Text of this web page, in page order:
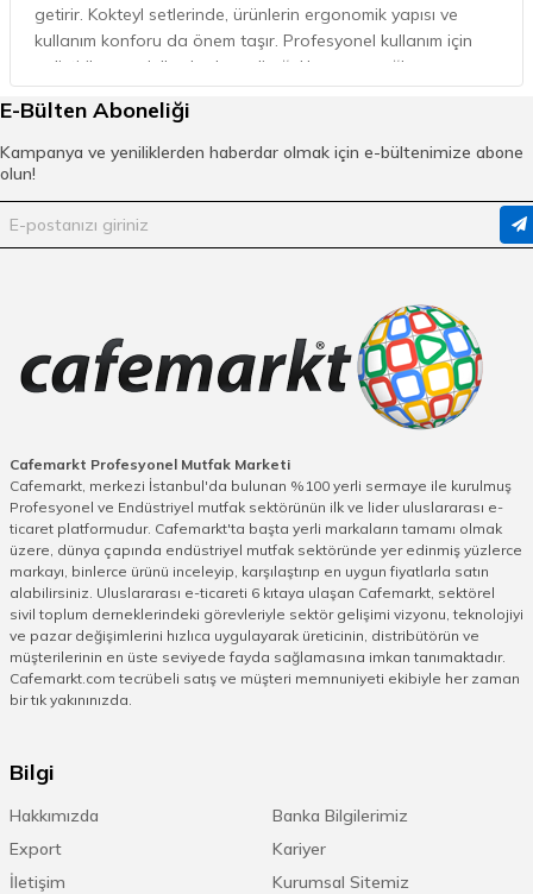
getirir. Kokteyl setlerinde, ürünlerin ergonomik yapısı ve
kullanım konforu da önem taşır. Profesyonel kullanım için
geliştirilen modellerde dengeli ağırlık yapısı, sağlam
bağlantı noktaları ve kolay temizlenebilir yüzeyler dikkat
çeker. Siyah, bakır veya klasik çelik görünümlü tasarımlar
işletmelerin dekorasyon konseptine uygun alternatifler
profesyonel kullanım ve estetik sunum açısından
işletmelere geniş seçenekler sağlayarak bar
operasyonlarını verimli hale getirir.
Sayısı ve Malzeme Kalitesi Nedir?
Kokteyl setlerinde fiyat aralığını belirleyen unsurlardan
bir tanesi set içerisinde yer alan parça sayısıdır. Daha
temel kullanıma yönelik hazırlanan setlerde shaker, ölçü
kabı ve süzgeç gibi ana ekipmanlar yer alırken kapsamlı
profesyonel setlerde buz maşası, bar kaşığı, akıtıcı
başlıklar ve çeşitli yardımcı ekipmanlar bulunabilir. Parça
sayısının artması, kullanım çeşitliliğini arttırdığı gibi
profesyonel kokteyl hazırlama süreçlerini pratik hale
getirir. Özellikle yoğun servis temposuna sahip
işletmelerde kapsamlı setler operasyonel hız açısından
avantaj sağlar. Malzeme kalitesi fiyatlandırmada önemli
rol oynayan faktörlerden biridir. Paslanmaz çelik gövdeli
ürünler, uzun ömürlü kullanım ve dayanıklılık açısından
profesyonel işletmeler tarafından sık tercih edilir. Mat,
yer alan kokteyl setleri, farklı kullanım ihtiyaçlarına ve
ekipmanları ve estetik sunum çözümleri açısından geniş
bir ürün çeşitliliği oluşturur.
E-Bülten Aboneliği
Kampanya ve yeniliklerden haberdar olmak için e-bültenimize abone
olun!
Cafemarkt Profesyonel Mutfak Marketi
Cafemarkt, merkezi İstanbul'da bulunan %100 yerli sermaye ile kurulmuş
Profesyonel ve Endüstriyel mutfak sektörünün ilk ve lider uluslararası e-
ticaret platformudur. Cafemarkt'ta başta yerli markaların tamamı olmak
üzere, dünya çapında endüstriyel mutfak sektöründe yer edinmiş yüzlerce
markayı, binlerce ürünü inceleyip, karşılaştırıp en uygun fiyatlarla satın
alabilirsiniz. Uluslararası e-ticareti 6 kıtaya ulaşan Cafemarkt, sektörel
sivil toplum derneklerindeki görevleriyle sektör gelişimi vizyonu, teknolojiyi
ve pazar değişimlerini hızlıca uygulayarak üreticinin, distribütörün ve
müşterilerinin en üste seviyede fayda sağlamasına imkan tanımaktadır.
Cafemarkt.com tecrübeli satış ve müşteri memnuniyeti ekibiyle her zaman
bir tık yakınınızda.
Bilgi
Hakkımızda
Banka Bilgilerimiz
Export
Kariyer
İletişim
Kurumsal Sitemiz